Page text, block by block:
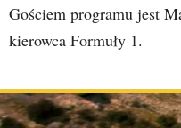
Gościem programu jest
kierowca Formuły 1.